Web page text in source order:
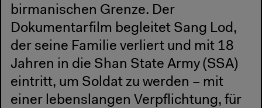
birmanischen Grenze. Der
Dokumentarfilm begleitet Sang Lod,
der seine Familie verliert und mit 18
Jahren in die Shan State Army (SSA)
eintritt, um Soldat zu werden – mit
einer lebenslangen Verpflichtung, für